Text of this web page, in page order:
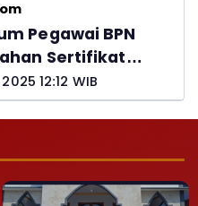
Pegawai BPN
Sertifikat
12:12 WIB